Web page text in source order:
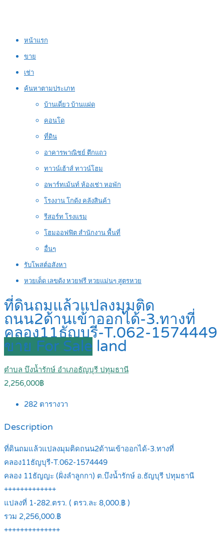
หน้าแรก
ขาย
เช่า
ค้นหาตามประเภท
บ้านเดี่ยว บ้านแฝด
คอนโด
ที่ดิน
อาคารพาณิชย์ ตึกแถว
ทาวน์เฮ้าส์ ทาวน์โฮม
อพาร์ทเม้นท์ ห้องเช่า หอพัก
โรงงาน โกดัง คลังสินค้า
รีสอร์ท โรงแรม
โฮมออฟฟิต สำนักงาน พื้นที่
อื่นๆ
รับโพสต์อสังหา
หวยเด็ด เลขดัง หวยฟรี หวยแม่นๆ สูตรหวย
ที่ดินถมแล้วแปลงมุมติด
ถนน2ด้านเข้าออกได้-3.ทางที่
คลอง11ธัญบุรี-T.062-1574449
ขาย For Sale land
ตำบล บึงน้ำรักษ์ อำเภอธัญบุรี ปทุมธานี
2,256,000฿
282 ตารางวา
Description
ที่ดินถมแล้วแปลงมุมติดถนน2ด้านเข้าออกได้-3.ทางที่
คลอง11ธัญบุรี-T.062-1574449
คลอง 11ธัญญะ (ฝั่งลำลูกกา) ต.บึงน้ำรักษ์ อ.ธัญบุรี ปทุมธานี
+++++++++++++
แปลงที่ 1-282.ตรว. ( ตรว.ละ 8,000.฿ )
รวม 2,256,000.฿
++++++++++++++